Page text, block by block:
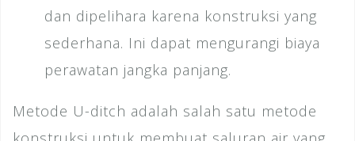
dan dipelihara karena konstruksi yang
sederhana. Ini dapat mengurangi biaya
perawatan jangka panjang.
Metode U-ditch adalah salah satu metode